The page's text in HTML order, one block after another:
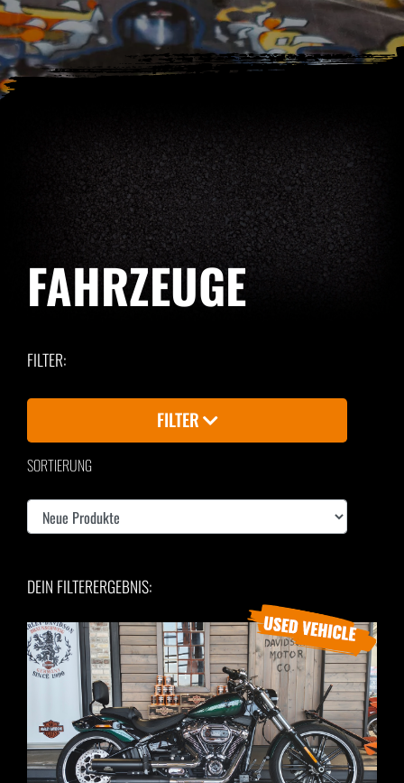
FAHRZEUGE
FILTER:
FILTER
SORTIERUNG
DEIN FILTERERGEBNIS: